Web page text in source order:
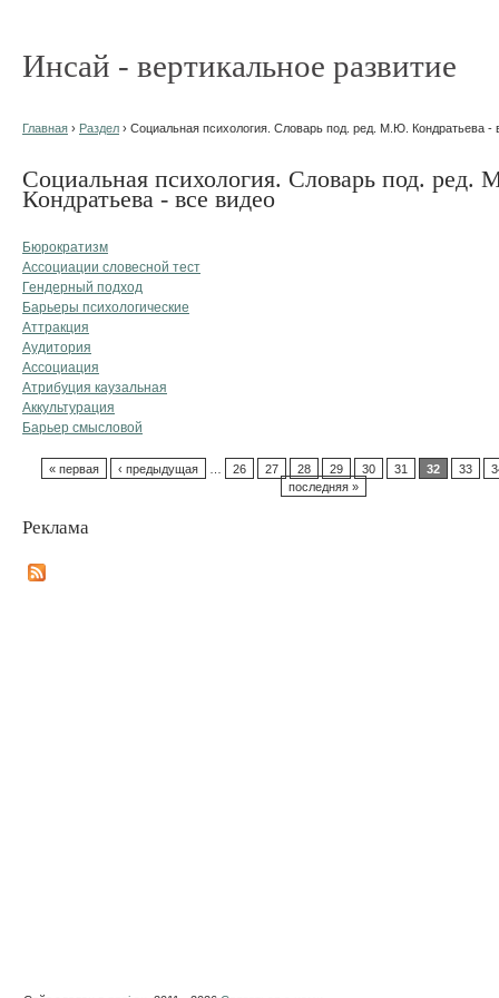
Инсай - вертикальное развитие
Главная › Раздел › Социальная психология. Словарь под. ред. М.Ю. Кондратьева -
Социальная психология. Словарь под.
Кондратьева - все видео
Бюрократизм
Ассоциации словесной тест
Гендерный подход
Барьеры психологические
Аттракция
Аудитория
Ассоциация
Атрибуция каузальная
Аккультурация
Барьер смысловой
« первая ‹ предыдущая 26 27 28 29 30 31 32 33
последняя »
Реклама